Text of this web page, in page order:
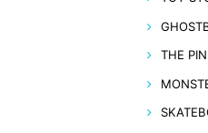
THE